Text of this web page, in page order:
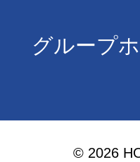
グループ
© 2026